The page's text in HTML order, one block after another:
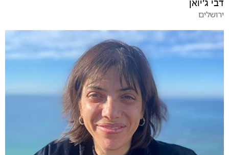
דבי ג'יואן
ירושלים